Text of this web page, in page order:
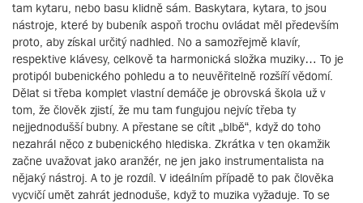
tam kytaru, nebo basu klidně sám. Baskytara, kytara, to jsou
nástroje, které by bubeník aspoň trochu ovládat měl především
proto, aby získal určitý nadhled. No a samozřejmě klavír,
respektive klávesy, celkově ta harmonická složka muziky… To je
protipól bubenického pohledu a to neuvěřitelně rozšíří vědomí.
Dělat si třeba komplet vlastní demáče je obrovská škola už v
tom, že člověk zjistí, že mu tam fungujou nejvíc třeba ty
nejjednodušší bubny. A přestane se cítit „blbě“, když do toho
nezahrál něco z bubenického hlediska. Zkrátka v ten okamžik
začne uvažovat jako aranžér, ne jen jako instrumentalista na
nějaký nástroj. A to je rozdíl. V ideálním případě to pak člověka
vycvičí umět zahrát jednoduše, když to muzika vyžaduje. To se